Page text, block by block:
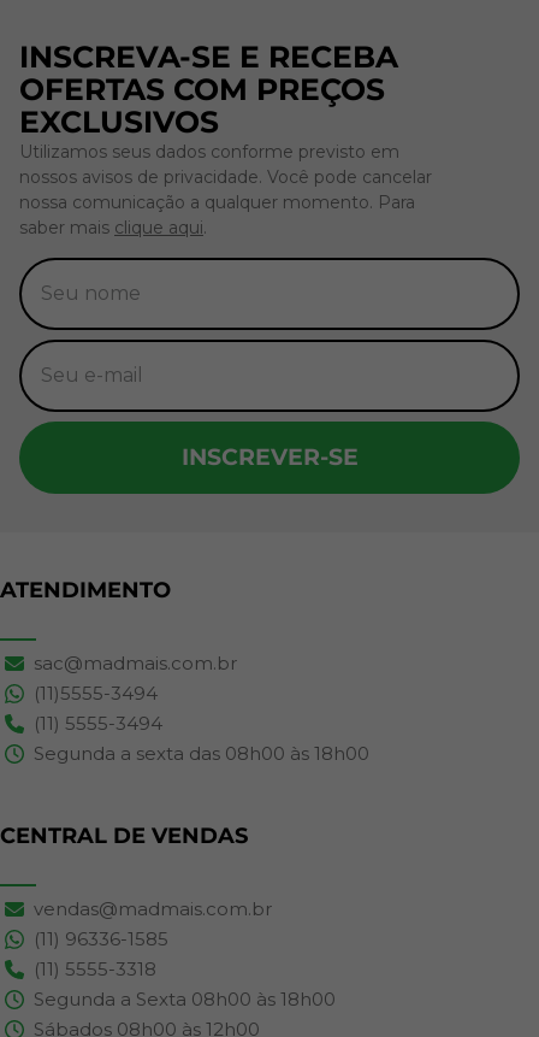
INSCREVA-SE E RECEBA
OFERTAS COM PREÇOS
EXCLUSIVOS
Utilizamos seus dados conforme previsto em
nossos avisos de privacidade. Você pode cancelar
nossa comunicação a qualquer momento. Para
saber mais clique aqui.
INSCREVER-SE
ATENDIMENTO
sac@madmais.com.br
(11)5555-3494
(11) 5555-3494
Segunda a sexta das 08h00 às 18h00
CENTRAL DE VENDAS
vendas@madmais.com.br
(11) 96336-1585
(11) 5555-3318
Segunda a Sexta 08h00 às 18h00
Sábados 08h00 às 12h00